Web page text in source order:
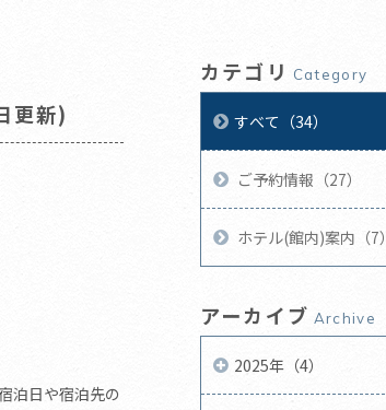
更新)
泊日や宿泊先の
カテゴリ Category
すべて（34）
ご予約情報（27）
ホテル(館内)案内（7）
アーカイブ Archive
2025年（4）